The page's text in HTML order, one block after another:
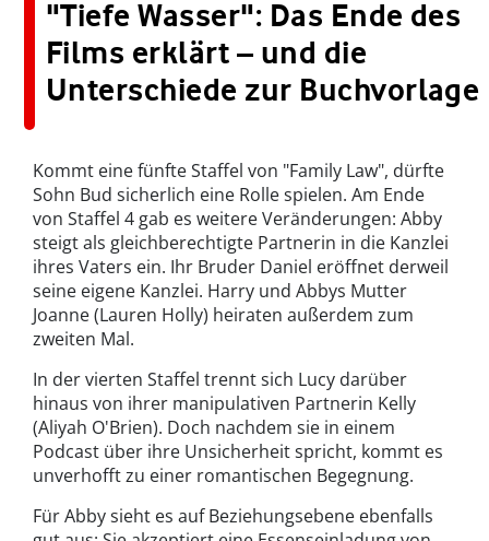
"Tiefe Wasser": Das Ende des
Films erklärt – und die
Unterschiede zur Buchvorlage
Kommt eine fünfte Staffel von "Family Law", dürfte
Sohn Bud sicherlich eine Rolle spielen. Am Ende
von Staffel 4 gab es weitere Veränderungen: Abby
steigt als gleichberechtigte Partnerin in die Kanzlei
ihres Vaters ein. Ihr Bruder Daniel eröffnet derweil
seine eigene Kanzlei. Harry und Abbys Mutter
Joanne (Lauren Holly) heiraten außerdem zum
zweiten Mal.
In der vierten Staffel trennt sich Lucy darüber
hinaus von ihrer manipulativen Partnerin Kelly
(Aliyah O'Brien). Doch nachdem sie in einem
Podcast über ihre Unsicherheit spricht, kommt es
unverhofft zu einer romantischen Begegnung.
Für Abby sieht es auf Beziehungsebene ebenfalls